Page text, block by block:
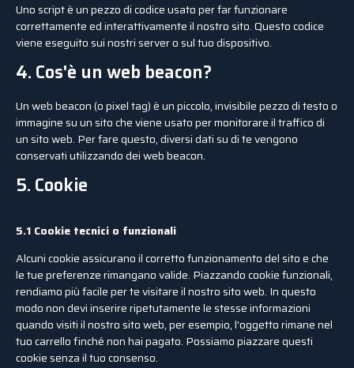
Uno script è un pezzo di codice usato per far funzionare
correttamente ed interattivamente il nostro sito. Questo codice
viene eseguito sui nostri server o sul tuo dispositivo.
4. Cos'è un web beacon?
Un web beacon (o pixel tag) è un piccolo, invisibile pezzo di testo o
immagine su un sito che viene usato per monitorare il traffico di
un sito web. Per fare questo, diversi dati su di te vengono
conservati utilizzando dei web beacon.
5. Cookie
5.1 Cookie tecnici o funzionali
Alcuni cookie assicurano il corretto funzionamento del sito e che
le tue preferenze rimangano valide. Piazzando cookie funzionali,
rendiamo più facile per te visitare il nostro sito web. In questo
modo non devi inserire ripetutamente le stesse informazioni
quando visiti il nostro sito web, per esempio, l'oggetto rimane nel
tuo carrello finché non hai pagato. Possiamo piazzare questi
cookie senza il tuo consenso.